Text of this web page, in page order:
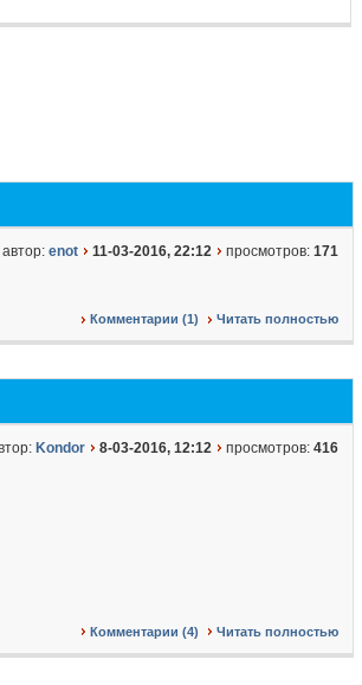
автор: enot 11-03-2016, 22:12 просмотров: 171
Комментарии (1) Читать полностью
Kondor 8-03-2016, 12:12 просмотров: 416
Комментарии (4) Читать полностью